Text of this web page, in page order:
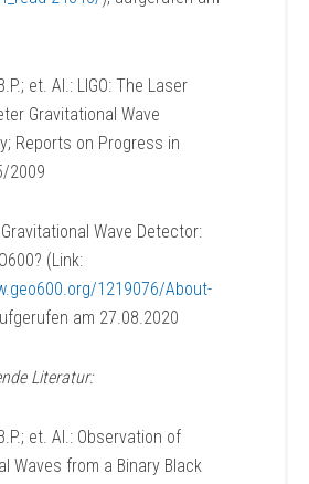
et. Al.: LIGO: The Laser
Gravitational Wave
Reports on Progress in
2009
Gravitational Wave Detector:
(Link:
1219076/About-
am 27.08.2020
Literatur:
et. Al.: Observation of
Waves from a Binary Black